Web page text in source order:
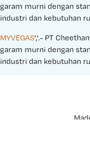
garam murni dengan
industri dan kebutuhan
MYVEGAS','.- PT
garam murni dengan
industri dan kebutuhan